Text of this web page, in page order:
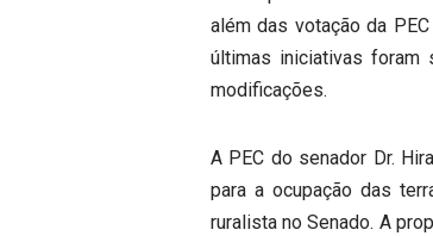
além das votação da
últimas iniciativas foram
modificações.
A PEC do senador Dr.
para a ocupação das
ruralista no Senado. A